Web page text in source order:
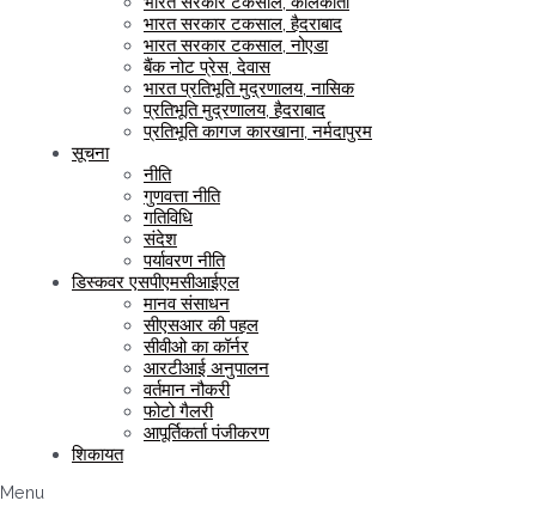
भारत सरकार टकसाल, हैदराबाद
भारत सरकार टकसाल, नोएडा
बैंक नोट प्रेस, देवास
भारत प्रतिभूति मुद्रणालय, नासिक
प्रतिभूति मुद्रणालय, हैदराबाद
प्रतिभूति कागज कारखाना, नर्मदापुरम
सूचना
नीति
गुणवत्ता नीति
गतिविधि
संदेश
पर्यावरण नीति
डिस्कवर एसपीएमसीआईएल
मानव संसाधन
सीएसआर की पहल
सीवीओ का कॉर्नर
आरटीआई अनुपालन
वर्तमान नौकरी
फोटो गैलरी
आपूर्तिकर्ता पंजीकरण
शिकायत
Menu